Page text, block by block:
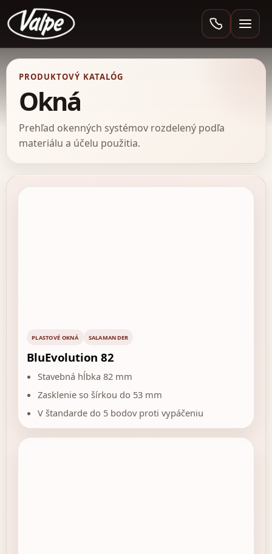
Valpe
PRODUKTOVÝ KATALÓG
Okná
Prehľad okenných systémov rozdelený podľa
materiálu a účelu použitia.
PLASTOVÉ OKNÁ SALAMANDER
BluEvolution 82
Stavebná hĺbka 82 mm
Zasklenie so šírkou do 53 mm
V štandarde do 5 bodov proti vypáčeniu